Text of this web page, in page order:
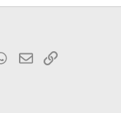
WhatsApp
EmailEnlace